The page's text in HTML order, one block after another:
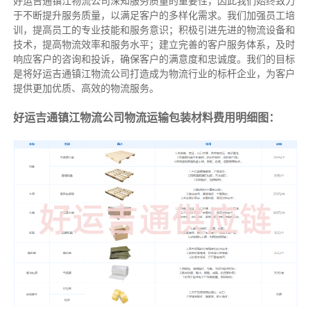
于不断提升服务质量，以满足客户的多样化需求。我们加强员工培
训，提高员工的专业技能和服务意识；积极引进先进的物流设备和
技术，提高物流效率和服务水平；建立完善的客户服务体系，及时
响应客户的咨询和投诉，确保客户的满意度和忠诚度。我们的目标
是将好运吉通镇江物流公司打造成为物流行业的标杆企业，为客户
提供更加优质、高效的物流服务。
好运吉通镇江物流公司物流运输包装材料费用明细图：